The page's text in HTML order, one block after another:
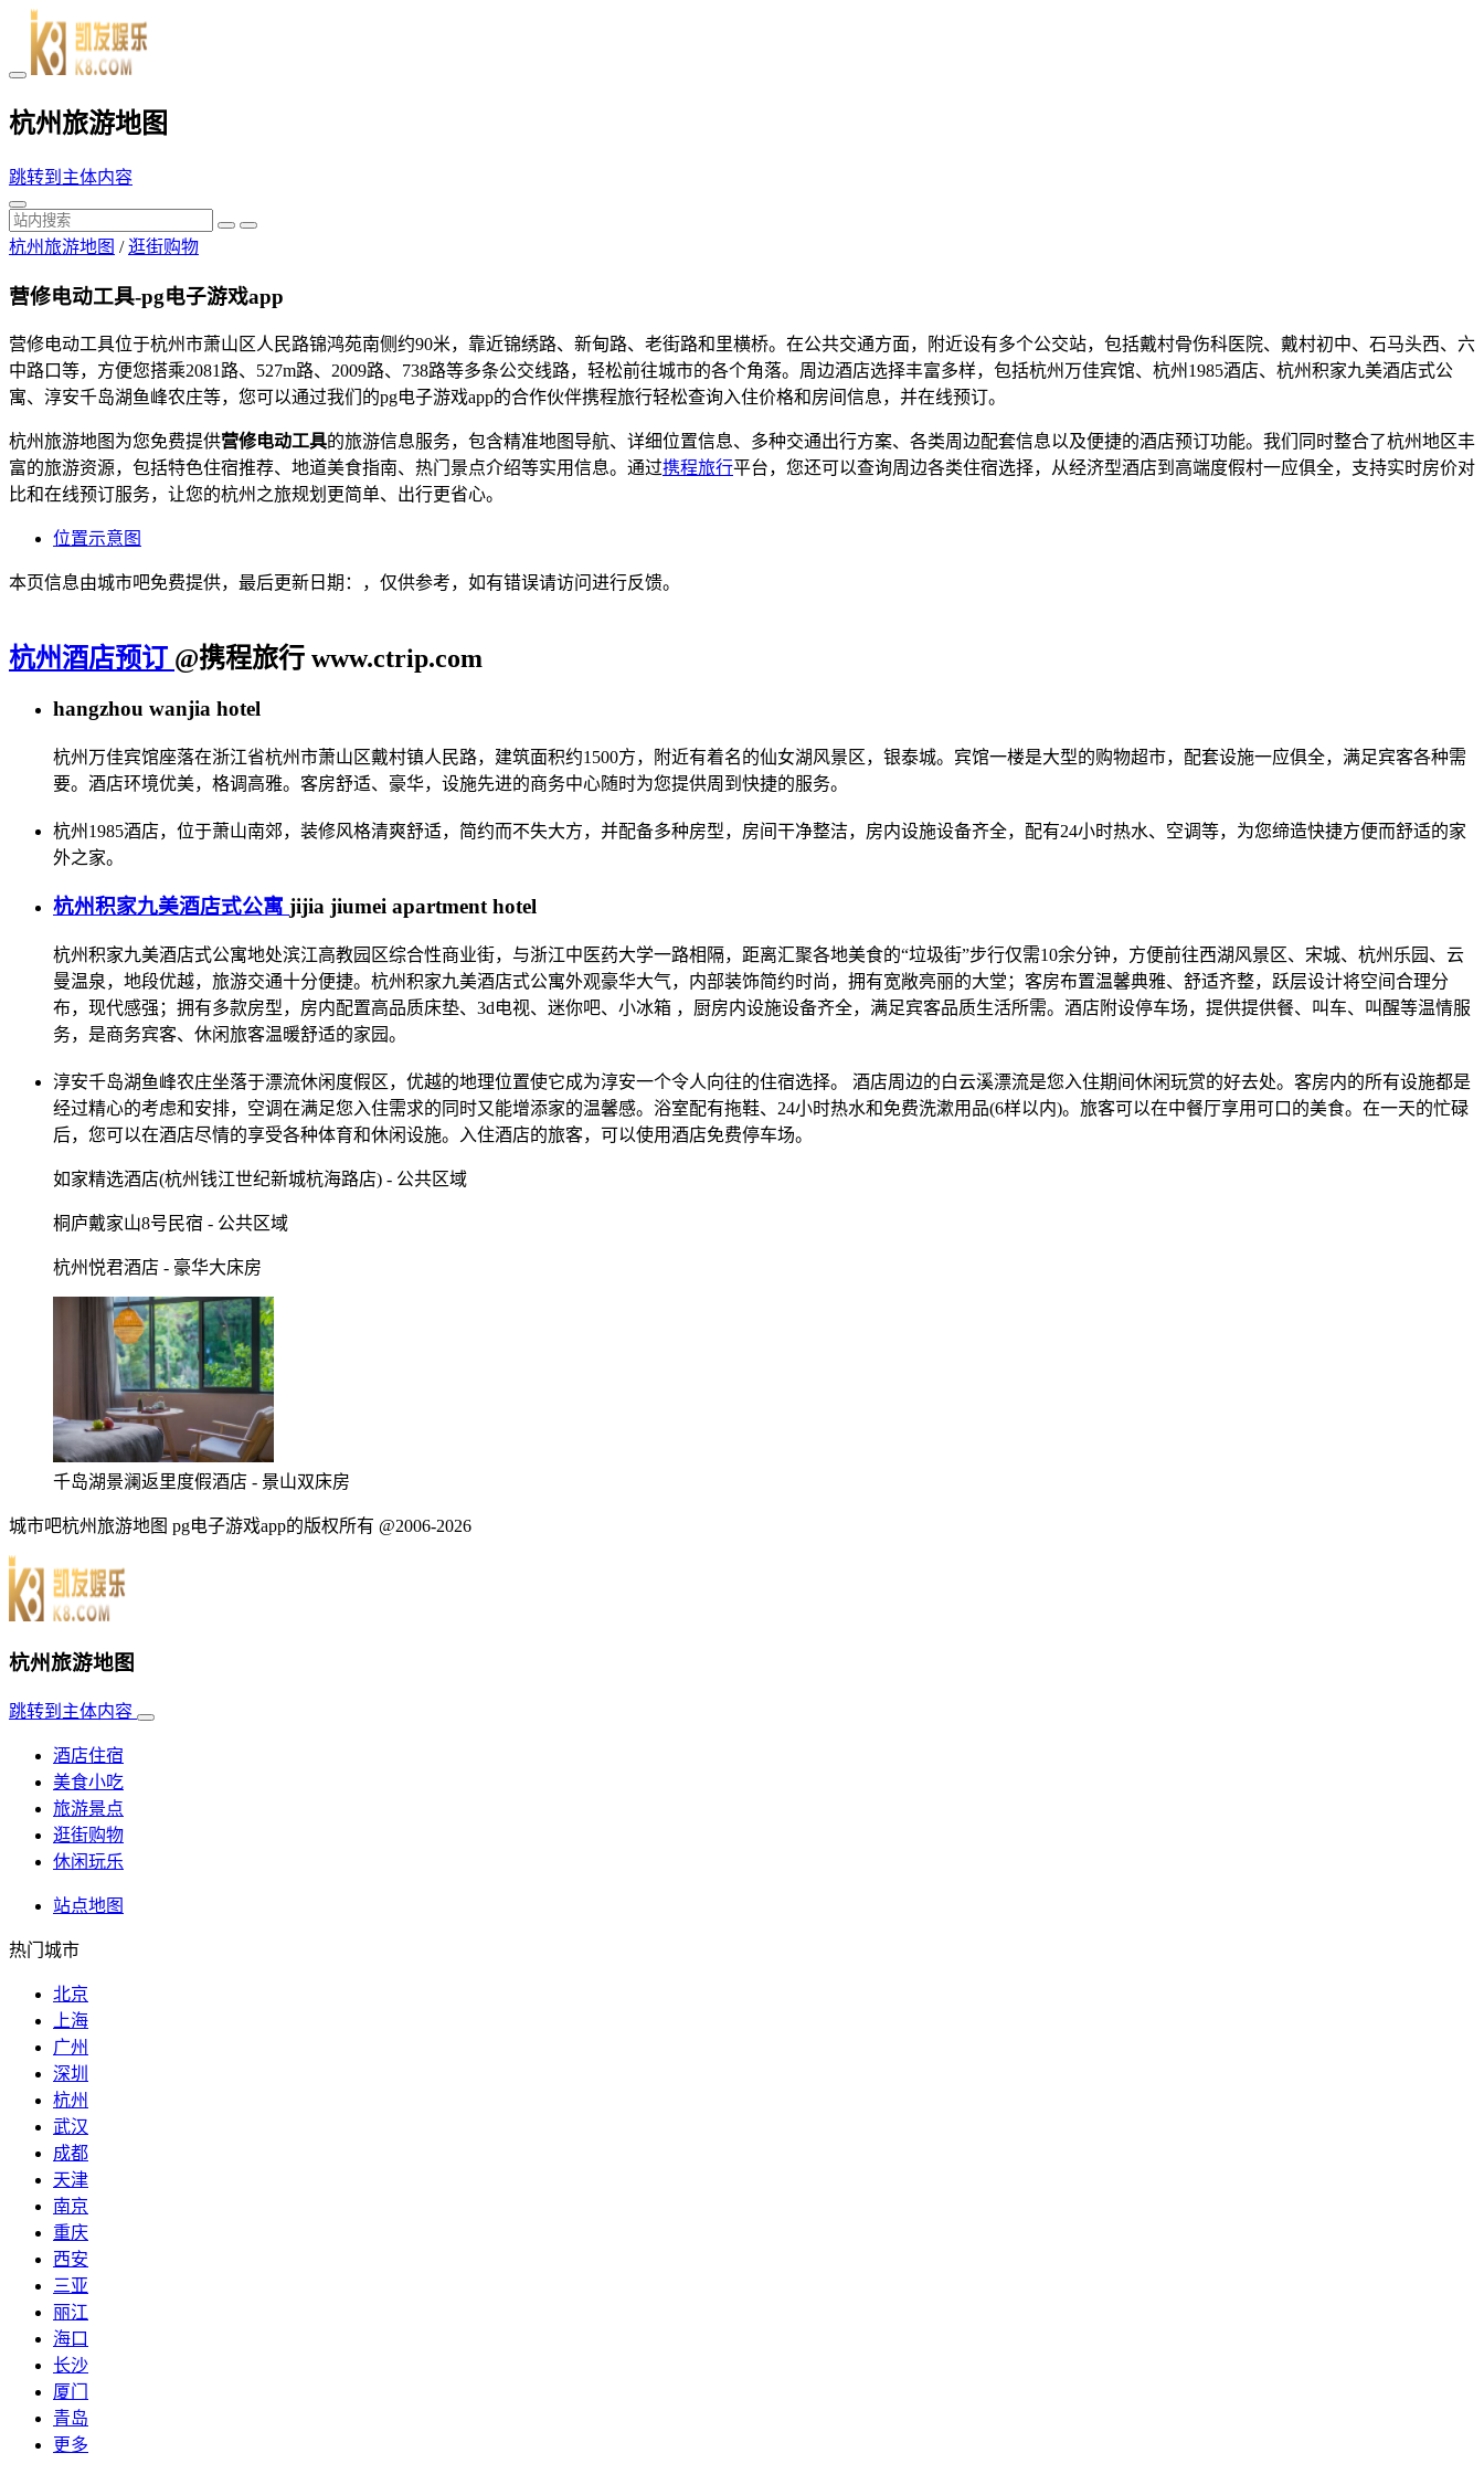
杭州旅游地图
跳转到主体内容
杭州旅游地图 /逛街购物
营修电动工具-pg电子游戏app
营修电动工具位于杭州市萧山区人民路锦鸿苑南侧约90米，靠近锦绣路、新甸路、老街路和里横桥。在公共交通方面，附近设有多个公交站，包括戴村骨伤科医院、戴村初中、石马头西、六
中路口等，方便您搭乘2081路、527m路、2009路、738路等多条公交线路，轻松前往城市的各个角落。周边酒店选择丰富多样，包括杭州万佳宾馆、杭州1985酒店、杭州积家九美酒店式公
寓、淳安千岛湖鱼峰农庄等，您可以通过我们的pg电子游戏app的合作伙伴携程旅行轻松查询入住价格和房间信息，并在线预订。
杭州旅游地图为您免费提供营修电动工具的旅游信息服务，包含精准地图导航、详细位置信息、多种交通出行方案、各类周边配套信息以及便捷的酒店预订功能。我们同时整合了杭州地区丰
富的旅游资源，包括特色住宿推荐、地道美食指南、热门景点介绍等实用信息。通过携程旅行平台，您还可以查询周边各类住宿选择，从经济型酒店到高端度假村一应俱全，支持实时房价对
比和在线预订服务，让您的杭州之旅规划更简单、出行更省心。
位置示意图
本页信息由城市吧免费提供，最后更新日期：，仅供参考，如有错误请访问进行反馈。
杭州酒店预订 @携程旅行 www.ctrip.com
hangzhou wanjia hotel
杭州万佳宾馆座落在浙江省杭州市萧山区戴村镇人民路，建筑面积约1500方，附近有着名的仙女湖风景区，银泰城。宾馆一楼是大型的购物超市，配套设施一应俱全，满足宾客各种需
要。酒店环境优美，格调高雅。客房舒适、豪华，设施先进的商务中心随时为您提供周到快捷的服务。
杭州1985酒店，位于萧山南郊，装修风格清爽舒适，简约而不失大方，并配备多种房型，房间干净整洁，房内设施设备齐全，配有24小时热水、空调等，为您缔造快捷方便而舒适的家
外之家。
杭州积家九美酒店式公寓 jijia jiumei apartment hotel
杭州积家九美酒店式公寓地处滨江高教园区综合性商业街，与浙江中医药大学一路相隔，距离汇聚各地美食的“垃圾街”步行仅需10余分钟，方便前往西湖风景区、宋城、杭州乐园、云
曼温泉，地段优越，旅游交通十分便捷。杭州积家九美酒店式公寓外观豪华大气，内部装饰简约时尚，拥有宽敞亮丽的大堂；客房布置温馨典雅、舒适齐整，跃层设计将空间合理分
布，现代感强；拥有多款房型，房内配置高品质床垫、3d电视、迷你吧、小冰箱 ，厨房内设施设备齐全，满足宾客品质生活所需。酒店附设停车场，提供提供餐、叫车、叫醒等温情服
务，是商务宾客、休闲旅客温暖舒适的家园。
淳安千岛湖鱼峰农庄坐落于漂流休闲度假区，优越的地理位置使它成为淳安一个令人向往的住宿选择。 酒店周边的白云溪漂流是您入住期间休闲玩赏的好去处。客房内的所有设施都是
经过精心的考虑和安排，空调在满足您入住需求的同时又能增添家的温馨感。浴室配有拖鞋、24小时热水和免费洗漱用品(6样以内)。旅客可以在中餐厅享用可口的美食。在一天的忙碌
后，您可以在酒店尽情的享受各种体育和休闲设施。入住酒店的旅客，可以使用酒店免费停车场。
如家精选酒店(杭州钱江世纪新城杭海路店) - 公共区域
桐庐戴家山8号民宿 - 公共区域
杭州悦君酒店 - 豪华大床房
千岛湖景澜返里度假酒店 - 景山双床房
城市吧杭州旅游地图 pg电子游戏app的版权所有 @2006-2026
杭州旅游地图
跳转到主体内容
酒店住宿
美食小吃
旅游景点
逛街购物
休闲玩乐
站点地图
热门城市
北京
上海
广州
深圳
杭州
武汉
成都
天津
南京
重庆
西安
三亚
丽江
海口
长沙
厦门
青岛
更多